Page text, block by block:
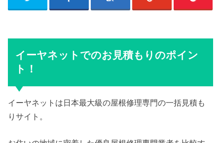
イーヤネットでのお見積もりのポイン
ト！
イーヤネットは日本最大級の屋根修理専門の一括見積も
りサイト。